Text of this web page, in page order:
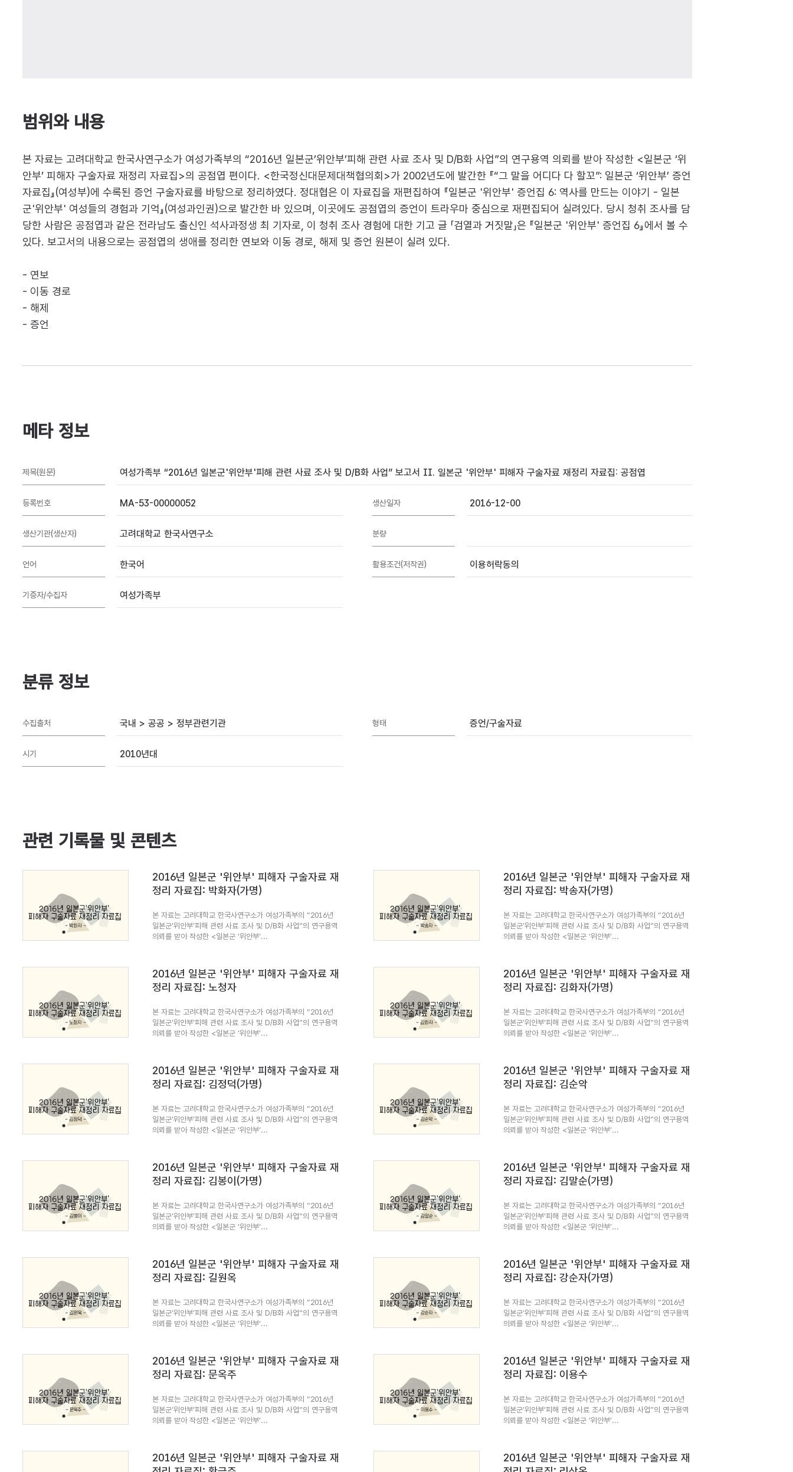
범위와 내용
본 자료는 고려대학교 한국사연구소가 여성가족부의 “2016년 일본군’위안부’피해 관련 사료 조사 및 D/B화 사업”의 연구용역 의뢰를 받아 작성한 <일본군 ‘위
안부’ 피해자 구술자료 재정리 자료집>의 공점엽 편이다. <한국정신대문제대책협의회>가 2002년도에 발간한 『“그 말을 어디다 다 할꼬”: 일본군 ‘위안부’ 증언
자료집』(여성부)에 수록된 증언 구술자료를 바탕으로 정리하였다. 정대협은 이 자료집을 재편집하여 『일본군 '위안부' 증언집 6: 역사를 만드는 이야기 - 일본
군'위안부' 여성들의 경험과 기억』(여성과인권)으로 발간한 바 있으며, 이곳에도 공점엽의 증언이 트라우마 중심으로 재편집되어 실려있다. 당시 청취 조사를 담
당한 사람은 공점엽과 같은 전라남도 출신인 석사과정생 최 기자로, 이 청취 조사 경험에 대한 기고 글 「검열과 거짓말」은 『일본군 '위안부' 증언집 6』에서 볼 수
있다. 보고서의 내용으로는 공점엽의 생애를 정리한 연보와 이동 경로, 해제 및 증언 원본이 실려 있다.
- 연보
- 이동 경로
- 해제
- 증언
메타 정보
제목(원문) 여성가족부 “2016년 일본군'위안부'피해 관련 사료 조사 및 D/B화 사업” 보고서 II. 일본군 '위안부' 피해자 구술자료 재정리 자료집: 공점엽
등록번호 MA-53-00000052 생산일자 2016-12-00
생산기관(생산자) 고려대학교 한국사연구소 분량
언어 한국어 활용조건(저작권) 이용허락동의
기증자/수집자 여성가족부
분류 정보
수집출처 국내 > 공공 > 정부관련기관 형태 증언/구술자료
시기 2010년대
관련 기록물 및 콘텐츠
2016년 일본군 '위안부' 피해자 구술자료 재
정리 자료집: 박화자(가명)
본 자료는 고려대학교 한국사연구소가 여성가족부의 “2016년
일본군’위안부’피해 관련 사료 조사 및 D/B화 사업”의 연구용역
의뢰를 받아 작성한 <일본군 ‘위안부’...
2016년 일본군 '위안부' 피해자 구술자료 재
정리 자료집: 박송자(가명)
본 자료는 고려대학교 한국사연구소가 여성가족부의 “2016년
일본군’위안부’피해 관련 사료 조사 및 D/B화 사업”의 연구용역
의뢰를 받아 작성한 <일본군 ‘위안부’...
2016년 일본군 '위안부' 피해자 구술자료 재
정리 자료집: 노청자
본 자료는 고려대학교 한국사연구소가 여성가족부의 “2016년
일본군’위안부’피해 관련 사료 조사 및 D/B화 사업”의 연구용역
의뢰를 받아 작성한 <일본군 ‘위안부’...
2016년 일본군 '위안부' 피해자 구술자료 재
정리 자료집: 김화자(가명)
본 자료는 고려대학교 한국사연구소가 여성가족부의 “2016년
일본군’위안부’피해 관련 사료 조사 및 D/B화 사업”의 연구용역
의뢰를 받아 작성한 <일본군 ‘위안부’...
2016년 일본군 '위안부' 피해자 구술자료 재
정리 자료집: 김정덕(가명)
본 자료는 고려대학교 한국사연구소가 여성가족부의 “2016년
일본군’위안부’피해 관련 사료 조사 및 D/B화 사업”의 연구용역
의뢰를 받아 작성한 <일본군 ‘위안부’...
2016년 일본군 '위안부' 피해자 구술자료 재
정리 자료집: 김순악
본 자료는 고려대학교 한국사연구소가 여성가족부의 “2016년
일본군’위안부’피해 관련 사료 조사 및 D/B화 사업”의 연구용역
의뢰를 받아 작성한 <일본군 ‘위안부’...
2016년 일본군 '위안부' 피해자 구술자료 재
정리 자료집: 김봉이(가명)
본 자료는 고려대학교 한국사연구소가 여성가족부의 “2016년
일본군’위안부’피해 관련 사료 조사 및 D/B화 사업”의 연구용역
의뢰를 받아 작성한 <일본군 ‘위안부’...
2016년 일본군 '위안부' 피해자 구술자료 재
정리 자료집: 김말순(가명)
본 자료는 고려대학교 한국사연구소가 여성가족부의 “2016년
일본군’위안부’피해 관련 사료 조사 및 D/B화 사업”의 연구용역
의뢰를 받아 작성한 <일본군 ‘위안부’...
2016년 일본군 '위안부' 피해자 구술자료 재
정리 자료집: 길원옥
본 자료는 고려대학교 한국사연구소가 여성가족부의 “2016년
일본군’위안부’피해 관련 사료 조사 및 D/B화 사업”의 연구용역
의뢰를 받아 작성한 <일본군 ‘위안부’...
2016년 일본군 '위안부' 피해자 구술자료 재
정리 자료집: 강순자(가명)
본 자료는 고려대학교 한국사연구소가 여성가족부의 “2016년
일본군’위안부’피해 관련 사료 조사 및 D/B화 사업”의 연구용역
의뢰를 받아 작성한 <일본군 ‘위안부’...
2016년 일본군 '위안부' 피해자 구술자료 재
정리 자료집: 문옥주
본 자료는 고려대학교 한국사연구소가 여성가족부의 “2016년
일본군’위안부’피해 관련 사료 조사 및 D/B화 사업”의 연구용역
의뢰를 받아 작성한 <일본군 ‘위안부’...
2016년 일본군 '위안부' 피해자 구술자료 재
정리 자료집: 이용수
본 자료는 고려대학교 한국사연구소가 여성가족부의 “2016년
일본군’위안부’피해 관련 사료 조사 및 D/B화 사업”의 연구용역
의뢰를 받아 작성한 <일본군 ‘위안부’...
2016년 일본군 '위안부' 피해자 구술자료 재
2016년 일본군 '위안부' 피해자 구술자료 재